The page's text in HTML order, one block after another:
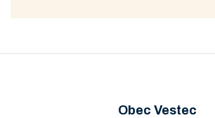
Obec Vestec